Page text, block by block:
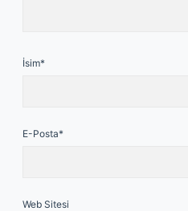
İsim*
E-Posta*
Web Sitesi